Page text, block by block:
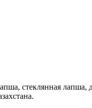
стеклянная лапша,